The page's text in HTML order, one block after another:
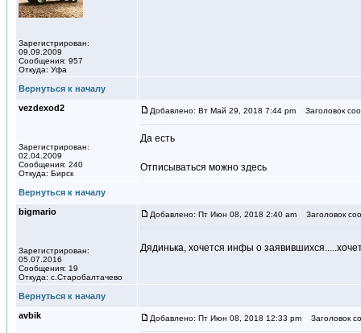
Зарегистрирован:
09.09.2009
Сообщения: 957
Откуда: Уфа
Вернуться к началу
vezdexod2
Зарегистрирован:
02.04.2009
Сообщения: 240
Откуда: Бирск
Добавлено: Вт Май 29, 2018 7:44 pm Заголовок
Да есть
Отписываться можно здесь
Вернуться к началу
bigmario
Зарегистрирован:
05.07.2016
Сообщения: 19
Откуда: с.Старобалтачево
Добавлено: Пт Июн 08, 2018 2:40 am Заголовок
Дядинька, хочется инфы о
Вернуться к началу
avbik
Добавлено: Пт Июн 08, 2018 12:33 pm Заголовок